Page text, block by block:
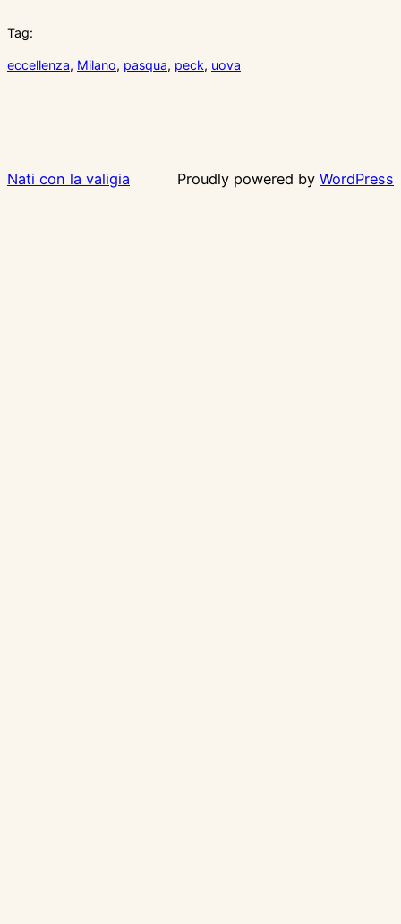
Tag:
eccellenza, Milano, pasqua, peck, uova
Nati con la valigia Proudly powered by WordPress